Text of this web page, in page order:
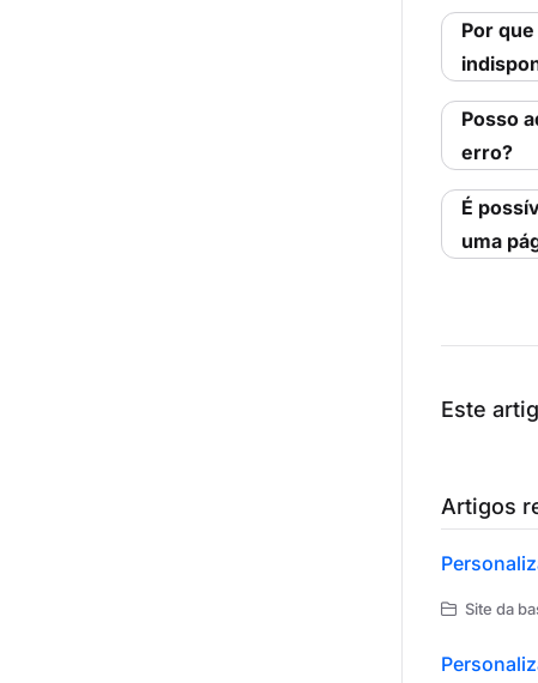
Por
Posso
erro?
É
uma
Este
Artigos
Site da